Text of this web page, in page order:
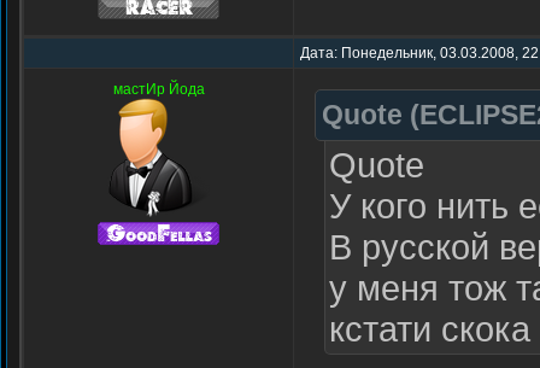
Дата: Понедельник, 03.03.2008,
мастИр Йода
Quote (
Quote
У кого нить
В русской
у меня тож
кстати